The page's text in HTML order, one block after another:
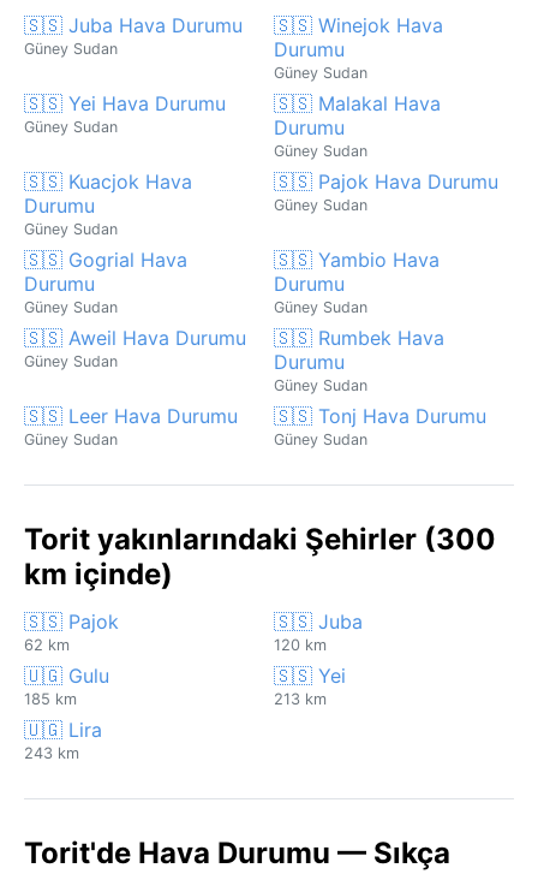
🇸🇸 Juba Hava Durumu
Güney Sudan
🇸🇸 Winejok Hava
Durumu
Güney Sudan
🇸🇸 Yei Hava Durumu
Güney Sudan
🇸🇸 Malakal Hava
Durumu
Güney Sudan
🇸🇸 Kuacjok Hava
Durumu
Güney Sudan
🇸🇸 Pajok Hava Durumu
Güney Sudan
🇸🇸 Gogrial Hava
Durumu
Güney Sudan
🇸🇸 Yambio Hava
Durumu
Güney Sudan
🇸🇸 Aweil Hava Durumu
Güney Sudan
🇸🇸 Rumbek Hava
Durumu
Güney Sudan
🇸🇸 Leer Hava Durumu
Güney Sudan
🇸🇸 Tonj Hava Durumu
Güney Sudan
Torit yakınlarındaki Şehirler (300
km içinde)
🇸🇸 Pajok
62 km
🇸🇸 Juba
120 km
🇺🇬 Gulu
185 km
🇸🇸 Yei
213 km
🇺🇬 Lira
243 km
Torit'de Hava Durumu — Sıkça